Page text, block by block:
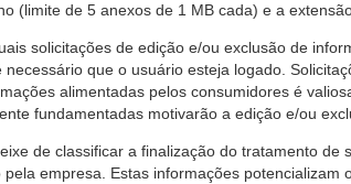
(limite de 5 anexos de 1 MB cada) e a
solicitações de edição e/ou exclusão de
necessário que o usuário esteja logado.
alimentadas pelos consumidores é
fundamentadas motivarão a edição e/ou
de classificar a finalização do tratamento de
pela empresa. Estas informações